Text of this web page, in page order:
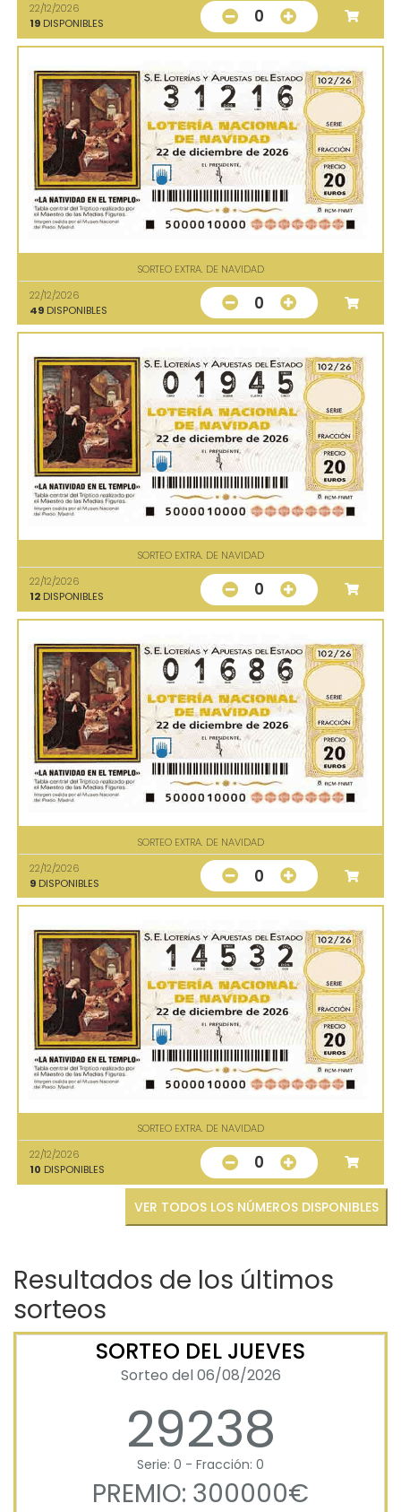
22/12/2026
19 DISPONIBLES 0
SORTEO EXTRA. DE NAVIDAD
22/12/2026
49 DISPONIBLES 0
SORTEO EXTRA. DE NAVIDAD
22/12/2026
12 DISPONIBLES 0
SORTEO EXTRA. DE NAVIDAD
22/12/2026
9 DISPONIBLES 0
SORTEO EXTRA. DE NAVIDAD
22/12/2026
10 DISPONIBLES 0
VER TODOS LOS NÚMEROS DISPONIBLES
Resultados de los últimos
sorteos
SORTEO DEL JUEVES
Sorteo del 06/08/2026
29238
Serie: 0 - Fracción: 0
PREMIO: 300000€